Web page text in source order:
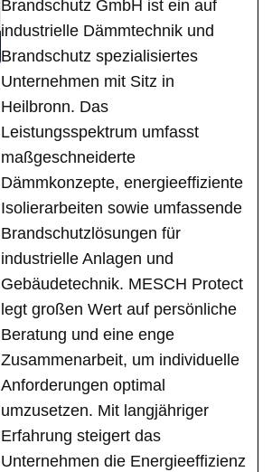
Brandschutz GmbH ist ein auf
industrielle Dämmtechnik und
Brandschutz spezialisiertes
Unternehmen mit Sitz in
Heilbronn. Das
Leistungsspektrum umfasst
maßgeschneiderte
Dämmkonzepte, energieeffiziente
Isolierarbeiten sowie umfassende
Brandschutzlösungen für
industrielle Anlagen und
Gebäudetechnik. MESCH Protect
legt großen Wert auf persönliche
Beratung und eine enge
Zusammenarbeit, um individuelle
Anforderungen optimal
umzusetzen. Mit langjähriger
Erfahrung steigert das
Unternehmen die Energieeffizienz